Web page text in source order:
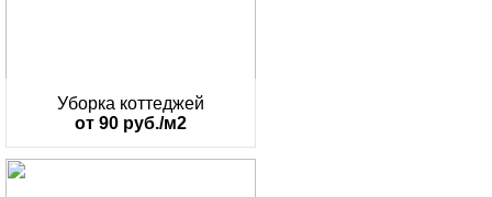
Уборка коттеджей
от 90 руб./м2